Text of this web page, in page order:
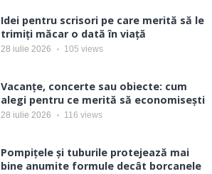
Idei pentru scrisori pe care merită să le
trimiți măcar o dată în viață
28 iulie 2026 105 views
Vacanțe, concerte sau obiecte: cum
alegi pentru ce merită să economisești
28 iulie 2026 116 views
Pompițele și tuburile protejează mai
bine anumite formule decât borcanele